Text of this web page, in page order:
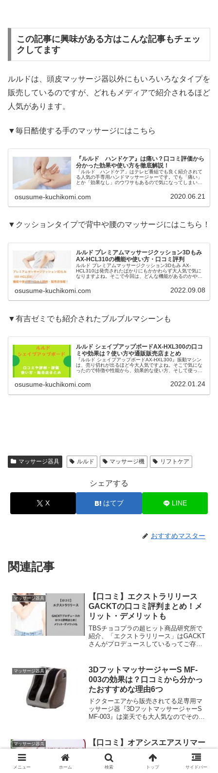
この記事に興味がある方はこんな記事もチェッ
クしてます
ルルドは、頭皮マッサージ器以外にもいろいろなタイプを
販売しているのですが、どれもメディアで紹介されるほど
人気があります。
▼毎日酷使する手のマッサージにはこちら
『ルルド ハンドケア』は痛い？口コミ評価から
分かった効果や使い方を徹底解説！
「ルルド ハンドケア」はテレビ番組でも良く紹介されて
る人気の手専用ハンドマッサージャーです。でも「痛い」
とか「効果なし」のウワサもあるので気になってしまいま
みたリアルな口コミから分かった真実をご紹介していきま
す。これから買おうか悩んでいるという方も、ぜひ参考に
osusume-kuchikomi.com 2020.06.21
▼クッションタイプで背中や腰のマッサージにはこちら！
ルルド プレミアムマッサージクッション3Dもみ
AX-HCL310の機能や使い方・口コミ評判
ルルド プレミアムマッサージクッション3Dもみ AX-
HCL310は発売されたばかりにもかかわらず大人気で気に
なりますよね。そこで今回は、どんな機能があるのかや今
た人のリアルな口コミ評判や販売店情報をいろいろまとめ
てみました。これから買おうか悩んでる人も参考にしてく
osusume-kuchikomi.com 2022.09.08
▼有吉ゼミでも紹介されたブルブルマシーンも
ルルド シェイプアップボードAX-HXL300の口コ
ミや効果は？使い方や通販販売店まとめ
『ルルド シェイプアップボードAX-HXL300』振動マシン
は、売り切れが出るほど今大人気ですよね。そこで気にな
ったので特徴や性能から、効果的な使い方、そして使って
ました。これからぶるぶるエクササイズを始めてみようと
思っている方も、ぜひ参考にしてくださいね＾＾
osusume-kuchikomi.com 2022.01.24
マッサージ器具 ルルド マッサージ機 リフトケア
シェアする
X はてブ LINE
おすすめマスター
関連記事
マッサージ器具
【口コミ】エクストラリリース
GACKTの口コミ評判まとめ！メ
リット・デメリットも
TBSチョコプラの超ヒット商品研究所で
紹介、「エクストラリリース」はGACKT
さんがプロデュースしているってご存知
何がそんなにすごいのか、気になります
よね。実は、すでに...
マッサージ器具
3DフットマッサージャーS MF-
003の効果は？口コミから分かっ
たおすすめな理由6つ
ドクターエアから販売されてる足専用マ
ッサージ器『3DフットマッサージャーS
MF-003』は楽天でも大人気なのでその効
ラーの2つでしっかりともみほぐしてくれ
るというの...
マッサージ器具
【口コミ】オアシスエアスリマー
の効果！使い方やデメリットと類
似品もまとめ！
メニュー ホーム 検索 トップ サイドバー